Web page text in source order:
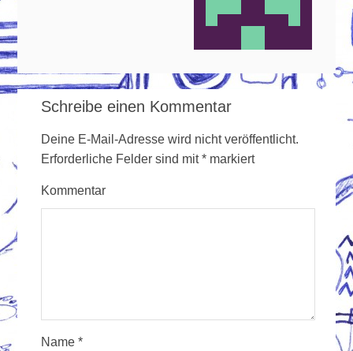
Schreibe einen Kommentar
Deine E-Mail-Adresse wird nicht veröffentlicht.
Erforderliche Felder sind mit* markiert
Kommentar
Name*